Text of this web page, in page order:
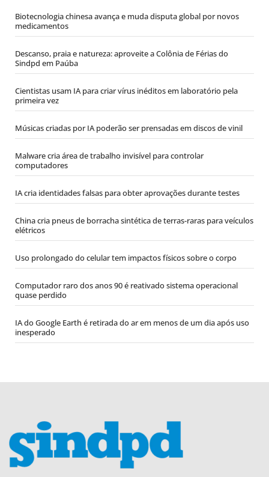
Biotecnologia chinesa avança e muda disputa global por novos
medicamentos
Descanso, praia e natureza: aproveite a Colônia de Férias do
Sindpd em Paúba
Cientistas usam IA para criar vírus inéditos em laboratório pela
primeira vez
Músicas criadas por IA poderão ser prensadas em discos de vinil
Malware cria área de trabalho invisível para controlar
computadores
IA cria identidades falsas para obter aprovações durante testes
China cria pneus de borracha sintética de terras-raras para veículos
elétricos
Uso prolongado do celular tem impactos físicos sobre o corpo
Computador raro dos anos 90 é reativado sistema operacional
quase perdido
IA do Google Earth é retirada do ar em menos de um dia após uso
inesperado